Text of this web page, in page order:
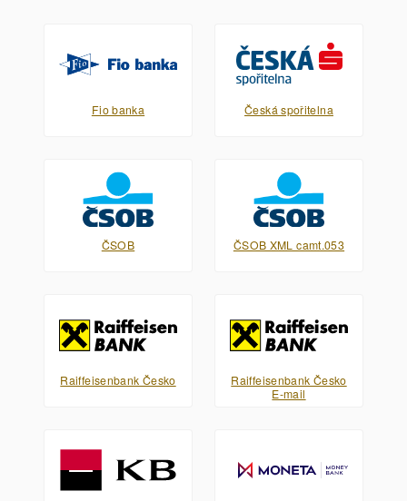
Fio banka Česká spořitelna
ČSOB ČSOB XML camt.053
Raiffeisenbank Česko
Raiffeisenbank Česko
E-mail